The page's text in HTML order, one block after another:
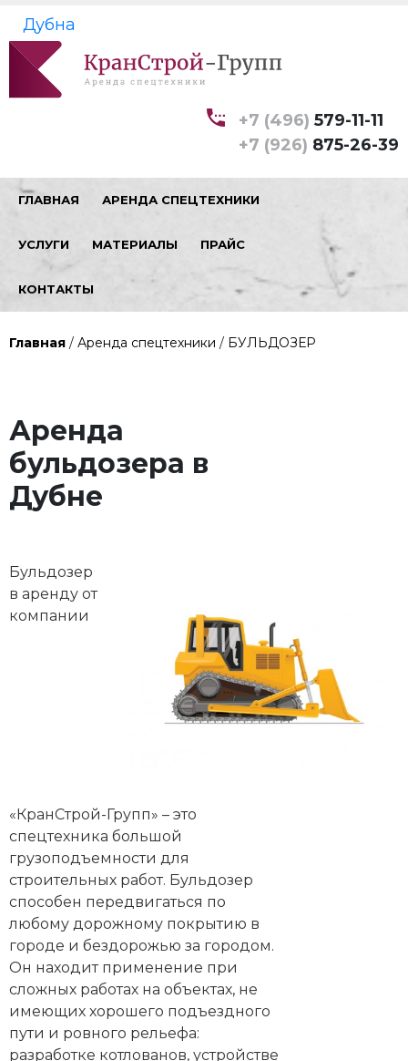
+7 (496) 579-11-11
+7 (926) 875-26-39
Дубна
ГЛАВНАЯ АРЕНДА СПЕЦТЕХНИКИ
УСЛУГИ МАТЕРИАЛЫ ПРАЙС
КОНТАКТЫ
Главная / Аренда спецтехники / БУЛЬДОЗЕР
Аренда
бульдозера в
Дубне
Бульдозер
в аренду от
компании
«КранСтрой-Групп» – это
спецтехника большой
грузоподъемности для
строительных работ. Бульдозер
способен передвигаться по
любому дорожному покрытию в
городе и бездорожью за городом.
Он находит применение при
сложных работах на объектах, не
имеющих хорошего подъездного
пути и ровного рельефа:
разработке котлованов, устройстве